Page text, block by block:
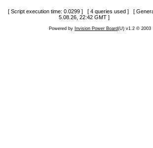
[ Script execution time: 0.0299 ] [ 4 queries used ] [
5.08.26, 22:42 GMT ]
Powered by Invision Power Board(U) v1.2 © 2003